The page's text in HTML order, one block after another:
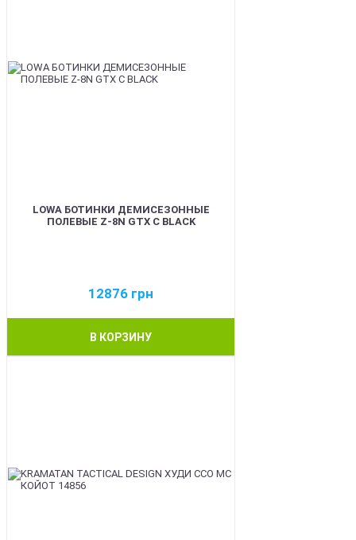
LOWA БОТИНКИ ДЕМИСЕЗОННЫЕ
ПОЛЕВЫЕ Z-8N GTX C BLACK
12876 грн
В КОРЗИНУ